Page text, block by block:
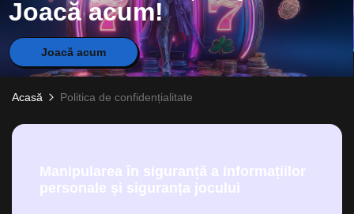
Joacă acum!
Joacă acum
Acasă Politica de confidențialitate
Manipularea în siguranță a informațiilor
personale și siguranța jocului